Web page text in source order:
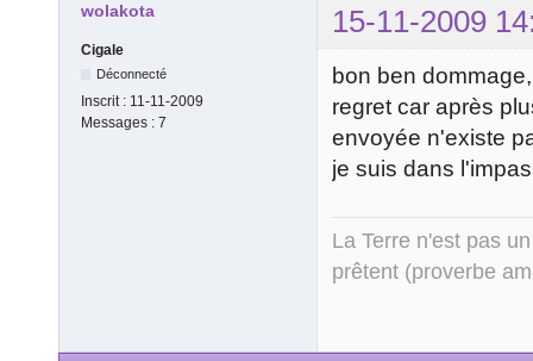
wolakota 15-11-2009
Cigale
Déconnecté
Inscrit : 11-11-2009
Messages : 7
bon ben
regret car après
envoyée n'existe
je suis dans
La Terre n'est pas
prêtent (proverbe